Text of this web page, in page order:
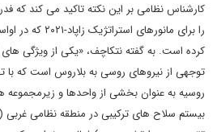
کارشناس نظامی بر این نکته تاکید می کند که
را برای مانورهای
کرده است. به گفته نتکاچف، «یکی از ویژگی های
توجهی از نیروهای روسی به بلاروس است که با
روسیه به عنوان بخشی از واحدها و
بیستم سلاح های ترکیبی در منطقه نظامی غربی